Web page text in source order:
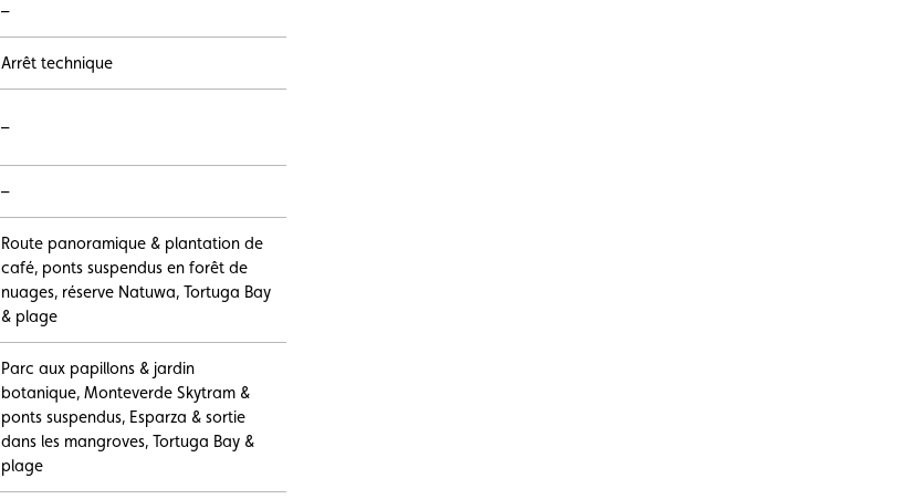
–
Arrêt technique
–
–
Route panoramique & plantation de
café, ponts suspendus en forêt de
nuages, réserve Natuwa, Tortuga Bay
& plage
Parc aux papillons & jardin
botanique, Monteverde Skytram &
ponts suspendus, Esparza & sortie
dans les mangroves, Tortuga Bay &
plage